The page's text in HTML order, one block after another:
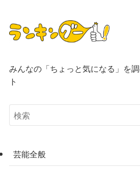
みんなの「ちょっと気になる」を
ト
芸能全般